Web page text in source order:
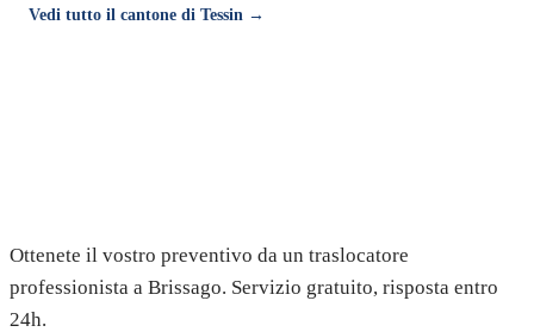
Vedi tutto il cantone di Tessin →
Ottenete il vostro preventivo da un traslocatore
professionista a Brissago. Servizio gratuito, risposta entro
24h.